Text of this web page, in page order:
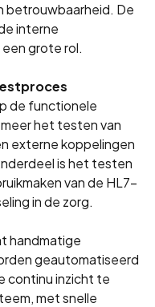
betrouwbaarheid. De
interne
grote rol.
de functionele
het testen van
externe koppelingen
is het testen
van de HL7-
in de zorg.
handmatige
geautomatiseerd
continu inzicht te
met snelle